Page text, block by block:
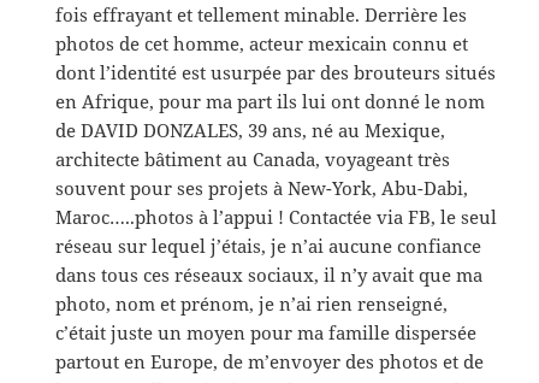
fois effrayant et tellement minable. Derrière les
photos de cet homme, acteur mexicain connu et
dont l’identité est usurpée par des brouteurs situés
en Afrique, pour ma part ils lui ont donné le nom
de DAVID DONZALES, 39 ans, né au Mexique,
architecte bâtiment au Canada, voyageant très
souvent pour ses projets à New-York, Abu-Dabi,
Maroc…..photos à l’appui ! Contactée via FB, le seul
réseau sur lequel j’étais, je n’ai aucune confiance
dans tous ces réseaux sociaux, il n’y avait que ma
photo, nom et prénom, je n’ai rien renseigné,
c’était juste un moyen pour ma famille dispersée
partout en Europe, de m’envoyer des photos et de